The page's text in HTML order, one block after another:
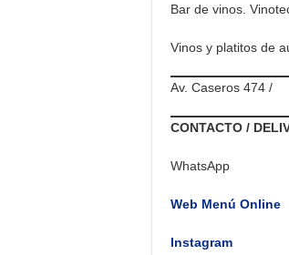
Bar de vinos.
Vinos y platitos de
Av. Caseros 474 /
CONTACTO /
WhatsApp
Web Menú Online
Instagram